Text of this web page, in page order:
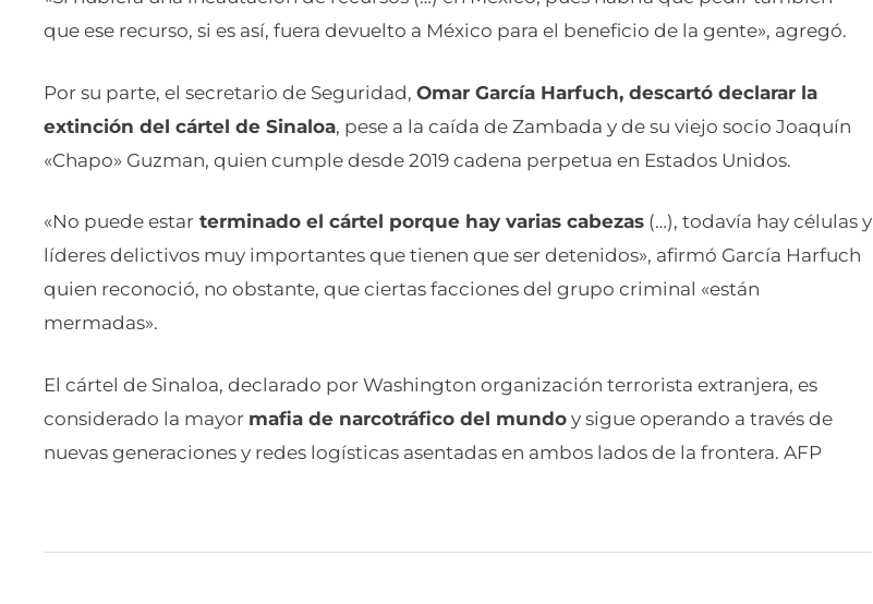
que ese recurso, si es así, fuera devuelto a México para el beneficio de la gente», agregó.
Por su parte, el secretario de Seguridad, Omar García Harfuch, descartó declarar la
extinción del cártel de Sinaloa, pese a la caída de Zambada y de su viejo socio Joaquín
«Chapo» Guzman, quien cumple desde 2019 cadena perpetua en Estados Unidos.
«No puede estar terminado el cártel porque hay varias cabezas (…), todavía hay células y
líderes delictivos muy importantes que tienen que ser detenidos», afirmó García Harfuch
quien reconoció, no obstante, que ciertas facciones del grupo criminal «están
mermadas».
El cártel de Sinaloa, declarado por Washington organización terrorista extranjera, es
considerado la mayor mafia de narcotráfico del mundo y sigue operando a través de
nuevas generaciones y redes logísticas asentadas en ambos lados de la frontera. AFP